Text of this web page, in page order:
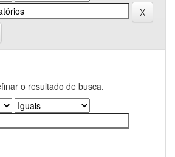
o resultado de busca.